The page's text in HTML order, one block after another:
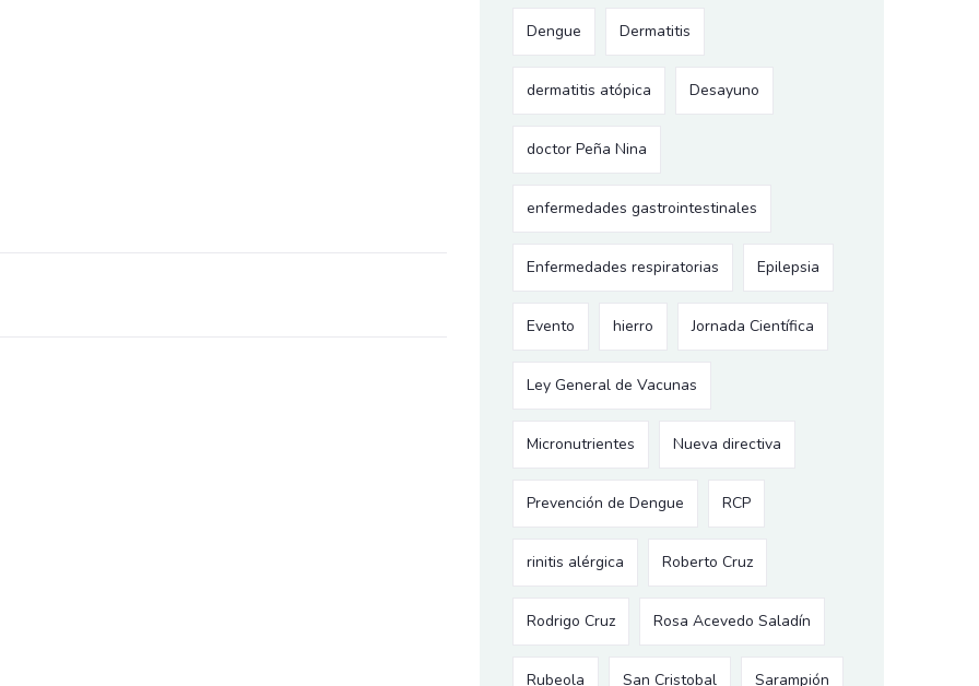
Dengue Dermatitis
dermatitis atópica Desayuno
doctor Peña Nina
enfermedades gastrointestinales
Enfermedades respiratorias Epilepsia
Evento hierro Jornada Científica
Ley General de Vacunas
Micronutrientes Nueva directiva
Prevención de Dengue RCP
rinitis alérgica Roberto Cruz
Rodrigo Cruz Rosa Acevedo Saladín
Rubeola San Cristobal Sarampión